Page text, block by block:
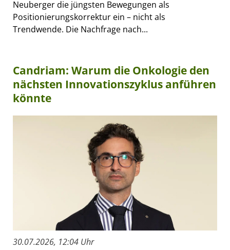
Neuberger die jüngsten Bewegungen als
Positionierungskorrektur ein – nicht als
Trendwende. Die Nachfrage nach...
Candriam: Warum die Onkologie den
nächsten Innovationszyklus anführen
könnte
30.07.2026, 12:04 Uhr